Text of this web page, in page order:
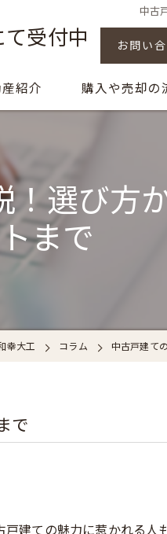
中古
受付中 お問い
紹介 購入や売却の
選び方
まで
幸大工 コラム 中古戸建て
で
建ての魅力に惹かれる人